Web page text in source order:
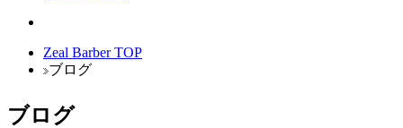
Zeal Barber TOP
ブログ
ブログ